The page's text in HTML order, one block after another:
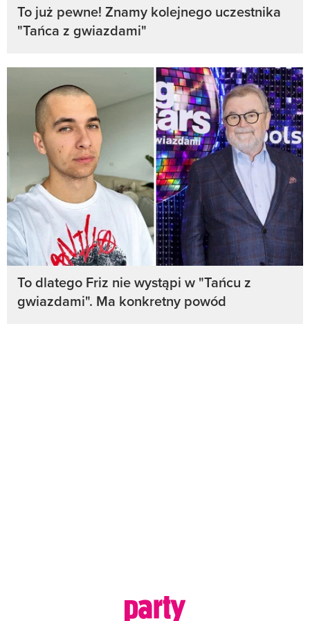
To już pewne! Znamy kolejnego uczestnika
"Tańca z gwiazdami"
To dlatego Friz nie wystąpi w "Tańcu z
gwiazdami". Ma konkretny powód